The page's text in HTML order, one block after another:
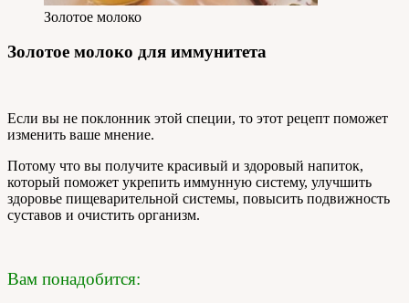
Золотое молоко
Золотое молоко для иммунитета
Если вы не поклонник этой специи, то этот рецепт поможет
изменить ваше мнение.
Потому что вы получите красивый и здоровый напиток,
который поможет укрепить иммунную систему, улучшить
здоровье пищеварительной системы, повысить подвижность
суставов и очистить организм.
Вам понадобится: